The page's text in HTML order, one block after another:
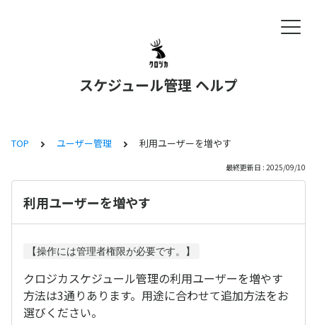
スケジュール管理 ヘルプ
TOP ユーザー管理 利用ユーザーを増やす
最終更新日 : 2025/09/10
利用ユーザーを増やす
【操作には管理者権限が必要です。】
クロジカスケジュール管理の利用ユーザーを増やす
方法は3通りあります。用途に合わせて追加方法をお
選びください。